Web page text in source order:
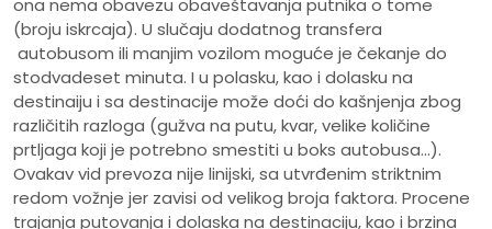
ona nema obavezu obaveštavanja putnika o tome
(broju iskrcaja). U slučaju dodatnog transfera
autobusom ili manjim vozilom moguće je čekanje do
stodvadeset minuta. I u polasku, kao i dolasku na
destinaiju i sa destinacije može doći do kašnjenja zbog
različitih razloga (gužva na putu, kvar, velike količine
prtljaga koji je potrebno smestiti u boks autobusa...).
Ovakav vid prevoza nije linijski, sa utvrđenim striktnim
redom vožnje jer zavisi od velikog broja faktora. Procene
trajanja putovanja i dolaska na destinaciju, kao i brzina